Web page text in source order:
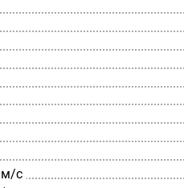
с